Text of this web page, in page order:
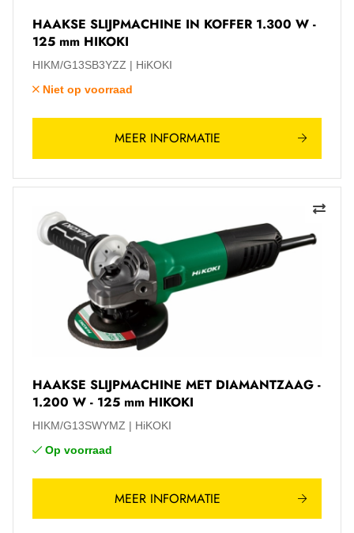
HAAKSE SLIJPMACHINE IN KOFFER 1.300 W -
125 mm HIKOKI
HIKM/G13SB3YZZ
HiKOKI
Niet op voorraad
MEER INFORMATIE
HAAKSE SLIJPMACHINE MET DIAMANTZAAG -
1.200 W - 125 mm HIKOKI
HIKM/G13SWYMZ
HiKOKI
Op voorraad
MEER INFORMATIE